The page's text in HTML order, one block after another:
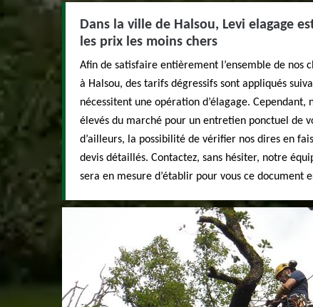
Dans la ville de Halsou, Levi elagage
les prix les moins chers
Afin de satisfaire entièrement l’ensemble de nos
à Halsou, des tarifs dégressifs sont appliqués
nécessitent une opération d’élagage.
élevés du marché pour un entretien ponctuel de
d’ailleurs, la possibilité de vérifier nos dires en
devis détaillés. Contactez, sans hésiter, notre
sera en mesure d’établir pour vous ce document